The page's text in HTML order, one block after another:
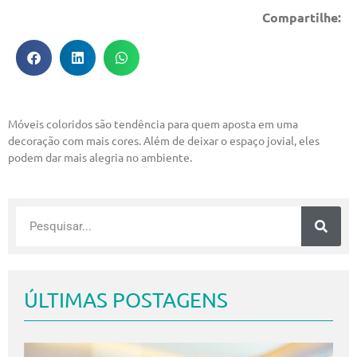
ÚLTIMAS POSTAGENS
Compartilhe:
Móveis coloridos são tendência para quem aposta em uma
decoração com mais cores. Além de deixar o espaço jovial, eles
podem dar mais alegria no ambiente.